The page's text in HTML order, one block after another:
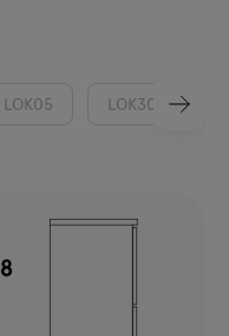
LOK05 LOK30